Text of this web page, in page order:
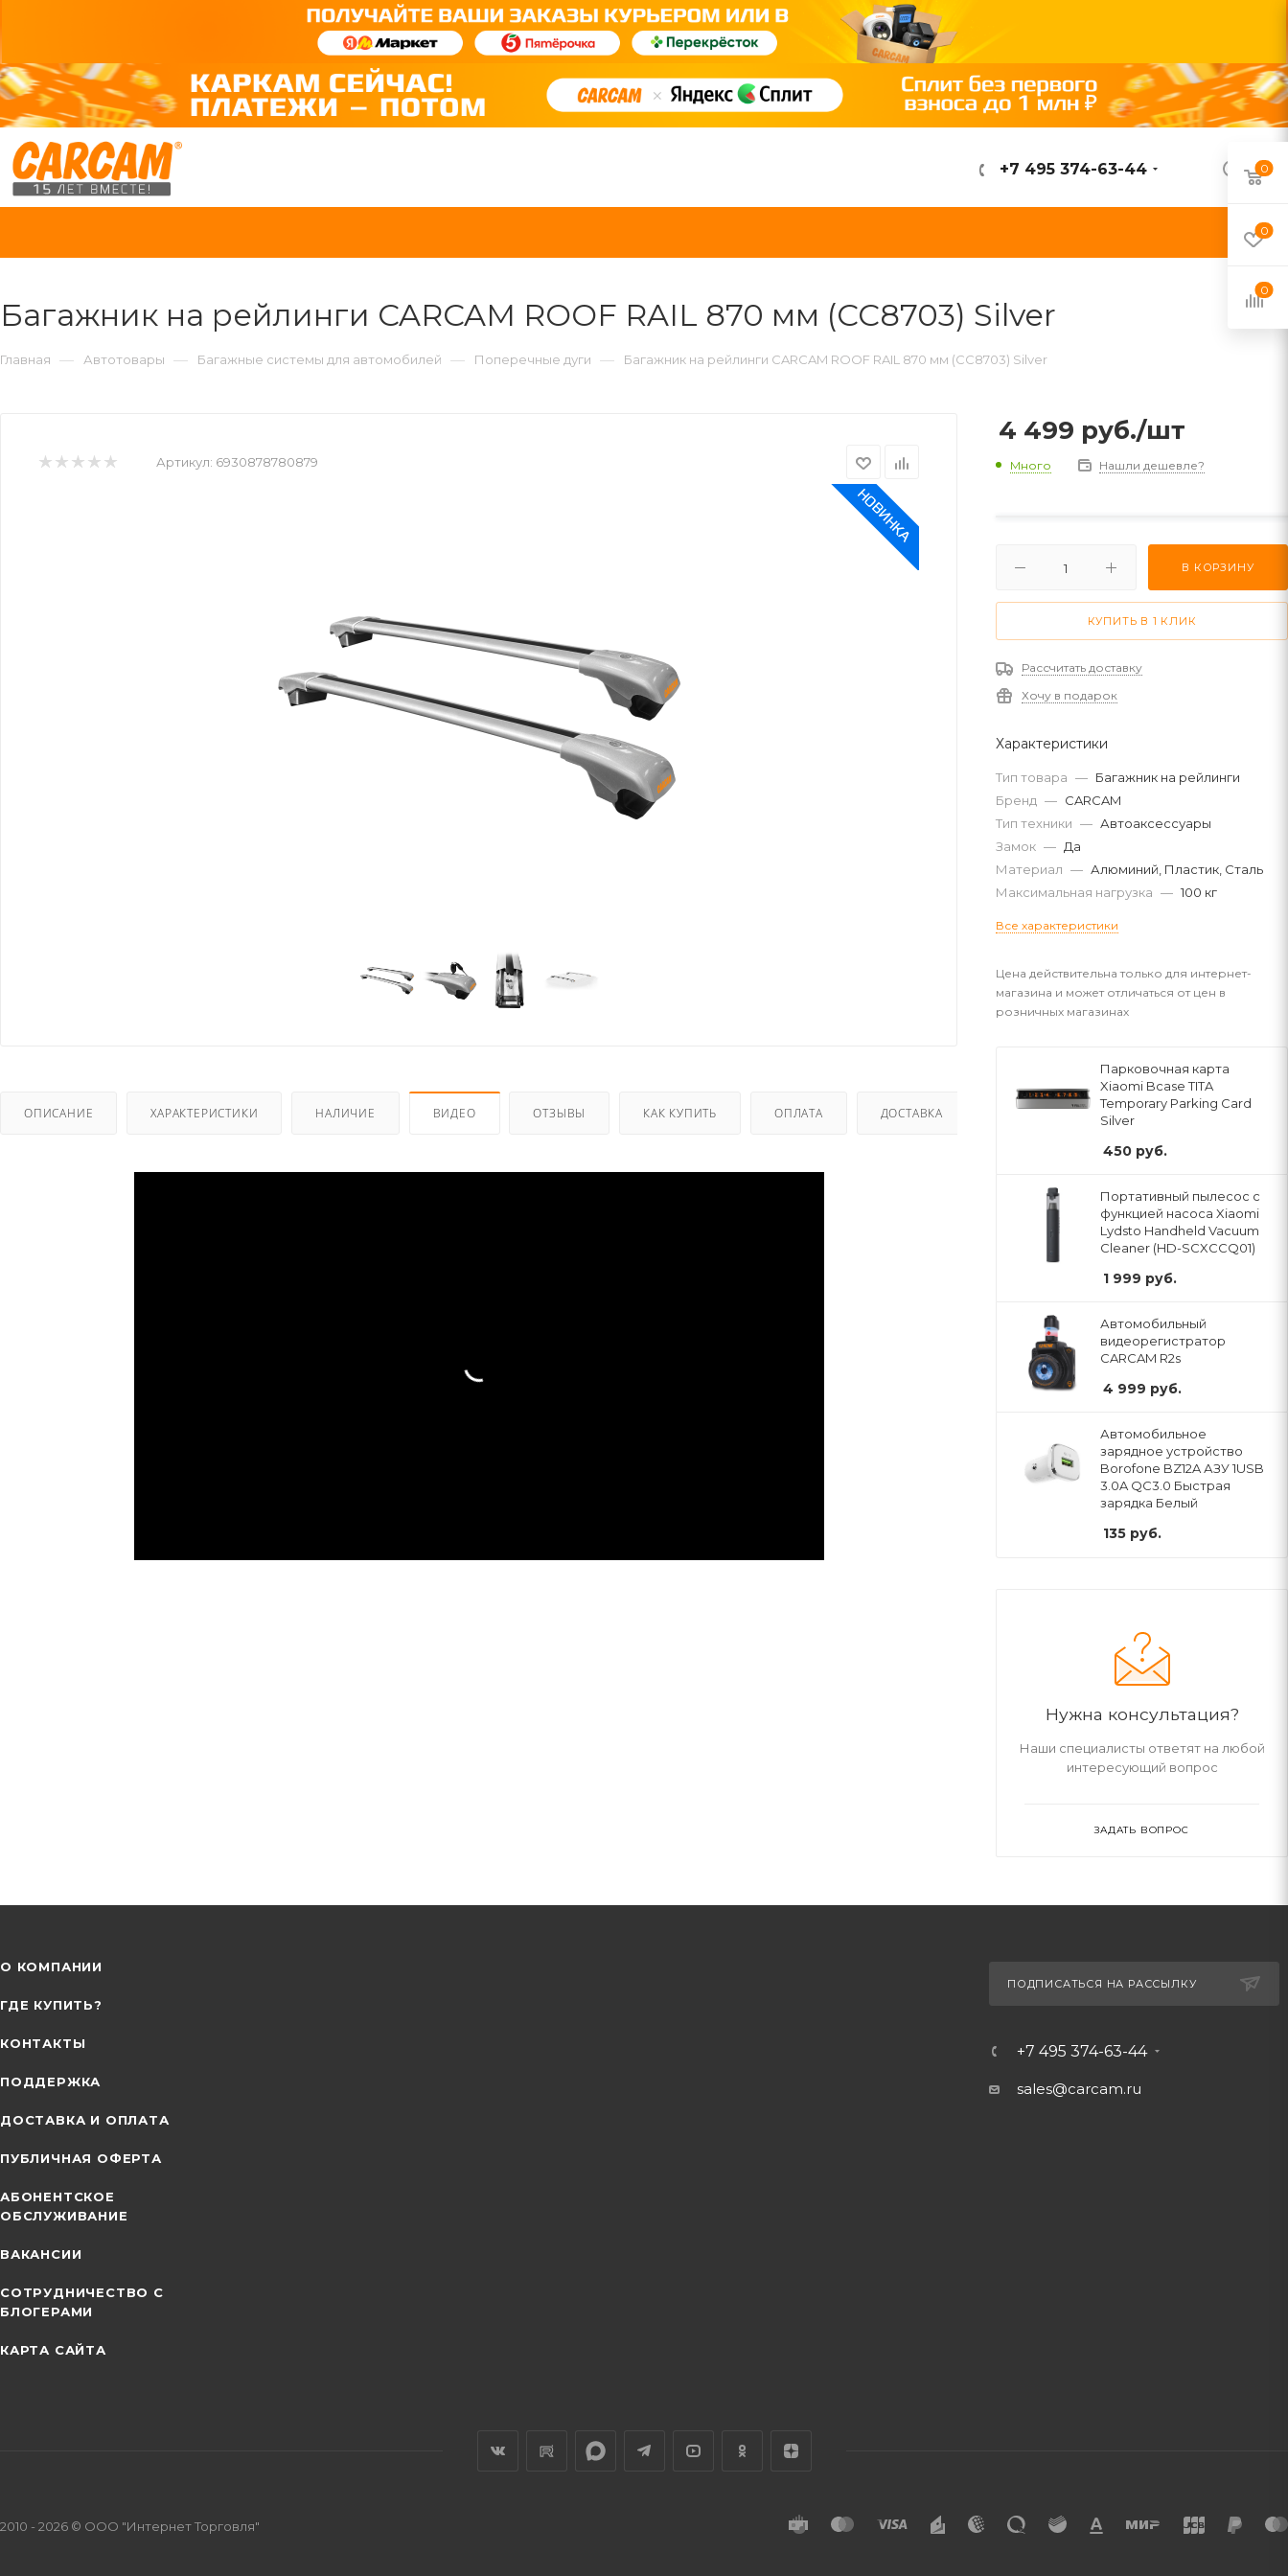
ВОЙТИ
+7 495 374-63-44
Багажник на рейлинги CARCAM ROOF RAIL 870 мм (CC8703) Silver
Главная — Автотовары — Багажные системы для автомобилей — Поперечные дуги — Багажник на рейлинги CARCAM ROOF RAIL 870 мм (CC8703) Silver
Артикул: 6930878780879
ОПИСАНИЕ ХАРАКТЕРИСТИКИ НАЛИЧИЕ ВИДЕО ОТЗЫВЫ КАК КУПИТЬ ОПЛАТА ДОСТАВКА
4 499 руб./шт
Много Нашли дешевле?
В КОРЗИНУ
КУПИТЬ В 1 КЛИК
Рассчитать доставку
Хочу в подарок
Характеристики
Тип товара — Багажник на рейлинги
Бренд — CARCAM
Тип техники — Автоаксессуары
Замок — Да
Материал — Алюминий, Пластик, Сталь
Максимальная нагрузка — 100 кг
Все характеристики
Цена действительна только для интернет-
магазина и может отличаться от цен в
розничных магазинах
Парковочная карта
Xiaomi Bcase TITA
Temporary Parking Card
Silver
450 руб.
Портативный пылесос с
функцией насоса Xiaomi
Lydsto Handheld Vacuum
Cleaner (HD-SCXCCQ01)
1 999 руб.
Автомобильный
видеорегистратор
CARCAM R2s
4 999 руб.
Автомобильное
зарядное устройство
Borofone BZ12A АЗУ 1USB
3.0A QC3.0 Быстрая
зарядка Белый
135 руб.
Нужна консультация?
Наши специалисты ответят на любой
интересующий вопрос
ЗАДАТЬ ВОПРОС
О КОМПАНИИ
ГДЕ КУПИТЬ?
КОНТАКТЫ
ПОДДЕРЖКА
ДОСТАВКА И ОПЛАТА
ПУБЛИЧНАЯ ОФЕРТА
АБОНЕНТСКОЕ
ОБСЛУЖИВАНИЕ
ВАКАНСИИ
СОТРУДНИЧЕСТВО С
БЛОГЕРАМИ
КАРТА САЙТА
ПОДПИСАТЬСЯ НА РАССЫЛКУ
+7 495 374-63-44
sales@carcam.ru
2010 - 2026 © ООО "Интернет Торговля"
0
0
0